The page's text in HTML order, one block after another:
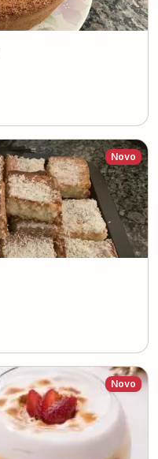
Novo
Novo